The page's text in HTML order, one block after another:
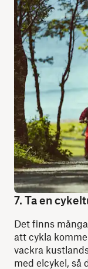
7. Ta en
Det finns
att cykla
vackra
med elcykel, så